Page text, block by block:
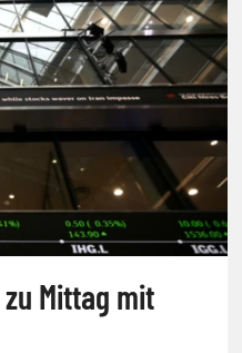
Mittag mit